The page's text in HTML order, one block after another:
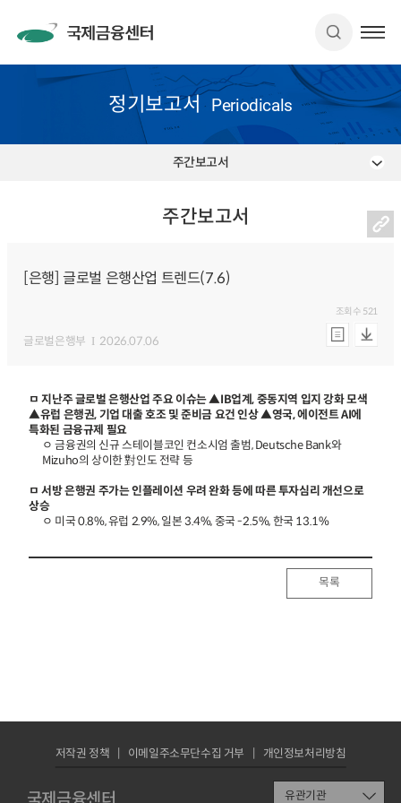
정기보고서 Periodicals
주간보고서
주간보고서
[은행] 글로벌 은행산업 트렌드(7.6)
글로벌은행부 2026.07.06
조회수 521
ㅁ 지난주 글로벌 은행산업 주요 이슈는 ▲IB업계, 중동지역 입지 강화 모색
▲유럽 은행권, 기업 대출 호조 및 준비금 요건 인상 ▲영국, 에이전트 AI에
특화된 금융규제 필요
ㅇ 금융권의 신규 스테이블코인 컨소시엄 출범, Deutsche Bank와
Mizuho의 상이한 對인도 전략 등
ㅁ 서방 은행권 주가는 인플레이션 우려 완화 등에 따른 투자심리 개선으로
상승
ㅇ 미국 0.8%, 유럽 2.9%, 일본 3.4%, 중국 -2.5%, 한국 13.1%
목록
국제금융센터
저작권 정책 이메일주소무단수집 거부 개인정보처리방침
유관기관